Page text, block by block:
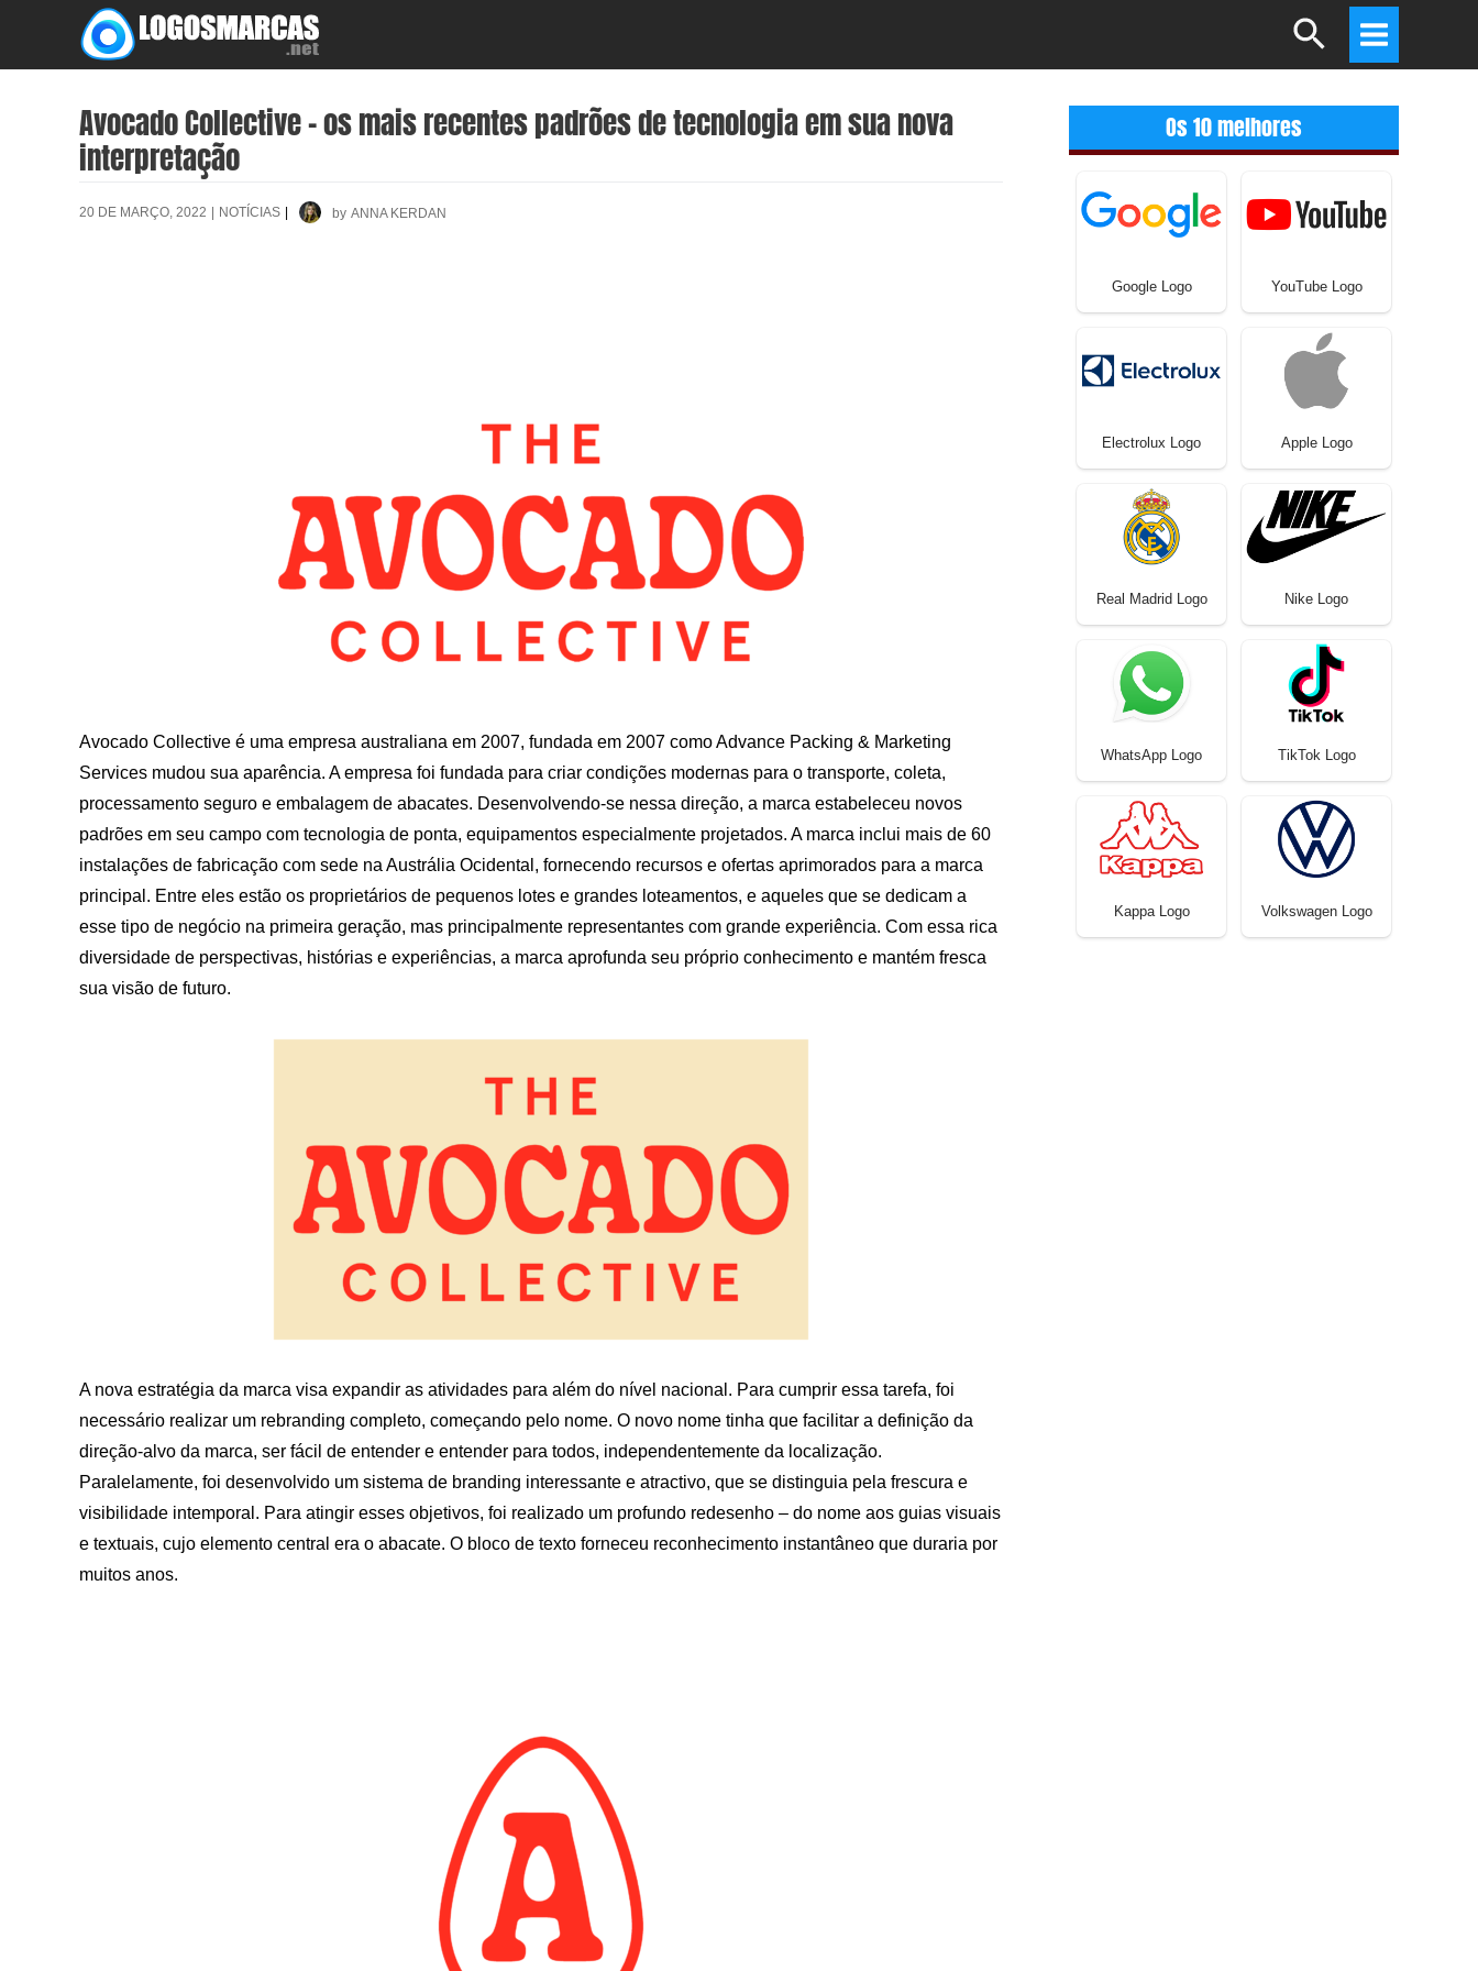
content
Search
Main
Menu
Avocado Collective – os mais recentes padrões de tecnologia em sua nova
interpretação
20 DE MARÇO, 2022 | NOTÍCIAS | by ANNA KERDAN
Avocado Collective é uma empresa australiana em 2007, fundada em 2007 como Advance Packing & Marketing
Services mudou sua aparência. A empresa foi fundada para criar condições modernas para o transporte, coleta,
processamento seguro e embalagem de abacates. Desenvolvendo-se nessa direção, a marca estabeleceu novos
padrões em seu campo com tecnologia de ponta, equipamentos especialmente projetados. A marca inclui mais de 60
instalações de fabricação com sede na Austrália Ocidental, fornecendo recursos e ofertas aprimorados para a marca
principal. Entre eles estão os proprietários de pequenos lotes e grandes loteamentos, e aqueles que se dedicam a
esse tipo de negócio na primeira geração, mas principalmente representantes com grande experiência. Com essa rica
diversidade de perspectivas, histórias e experiências, a marca aprofunda seu próprio conhecimento e mantém fresca
sua visão de futuro.
A nova estratégia da marca visa expandir as atividades para além do nível nacional. Para cumprir essa tarefa, foi
necessário realizar um rebranding completo, começando pelo nome. O novo nome tinha que facilitar a definição da
direção-alvo da marca, ser fácil de entender e entender para todos, independentemente da localização.
Paralelamente, foi desenvolvido um sistema de branding interessante e atractivo, que se distinguia pela frescura e
visibilidade intemporal. Para atingir esses objetivos, foi realizado um profundo redesenho – do nome aos guias visuais
e textuais, cujo elemento central era o abacate. O bloco de texto forneceu reconhecimento instantâneo que duraria por
muitos anos.
Os 10 melhores
Google Logo YouTube Logo
Electrolux Logo Apple Logo
Real Madrid Logo Nike Logo
WhatsApp Logo TikTok Logo
Kappa Logo Volkswagen Logo